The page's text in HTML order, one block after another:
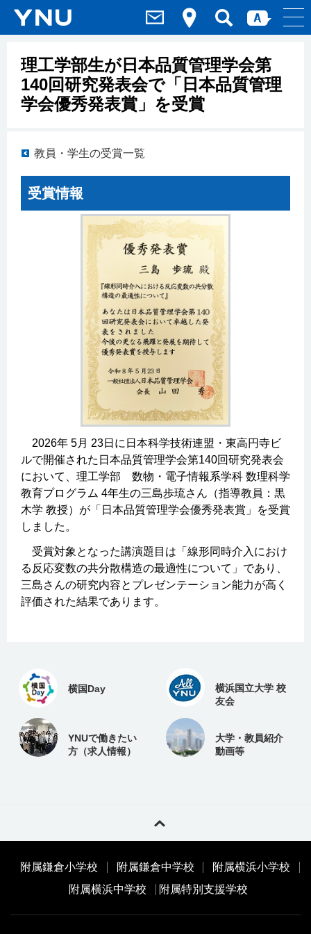
理工学部生が日本品質管理学会第
140回研究発表会で「日本品質管理
学会優秀発表賞」を受賞
教員・学生の受賞一覧
受賞情報
2026年 5月 23日に日本科学技術連盟・東高円寺ビ
ルで開催された日本品質管理学会第140回研究発表会
において、理工学部 数物・電子情報系学科 数理科学
教育プログラム 4年生の三島歩琉さん（指導教員：黒
木学 教授）が「日本品質管理学会優秀発表賞」を受賞
しました。
受賞対象となった講演題目は「線形同時介入におけ
る反応変数の共分散構造の最適性について」であり、
三島さんの研究内容とプレゼンテーション能力が高く
評価された結果であります。
横国Day
横浜国立大学 校
友会
YNUで働きたい
方（求人情報）
大学・教員紹介
動画等
附属鎌倉小学校 附属鎌倉中学校
附属横浜小学校
附属横浜中学校
附属特別支援学校